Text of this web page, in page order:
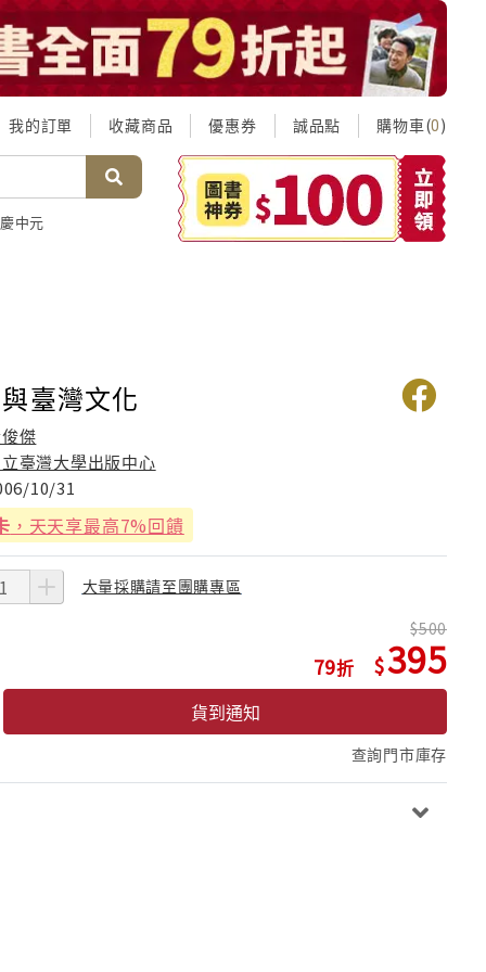
我的訂單 收藏商品 優惠券 誠品點 購物車(0)
中元
臺灣文化
傑
臺灣大學出版中心
10/31
，天天享最高7%回饋
大量採購請至團購專區
79
500
395
貨到通知
查詢門市庫存